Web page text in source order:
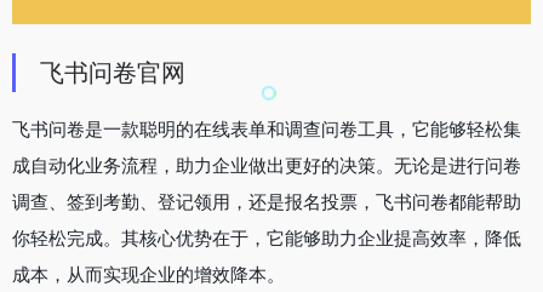
飞书问卷官网
飞书问卷是一款聪明的在线表单和调查问卷工具，它能够轻松集
成自动化业务流程，助力企业做出更好的决策。无论是进行问卷
调查、签到考勤、登记领用，还是报名投票，飞书问卷都能帮助
你轻松完成。其核心优势在于，它能够助力企业提高效率，降低
成本，从而实现企业的增效降本。